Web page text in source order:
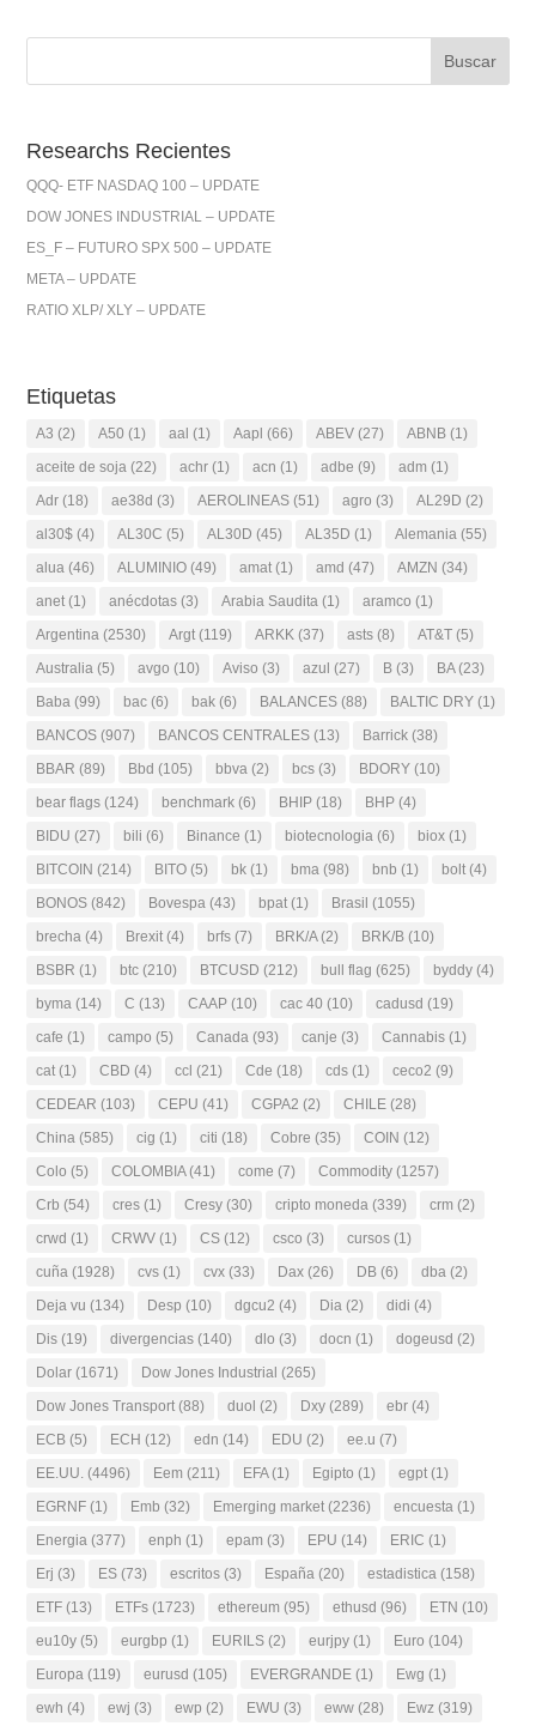
Researchs Recientes
QQQ- ETF NASDAQ 100 – UPDATE
DOW JONES INDUSTRIAL – UPDATE
ES_F – FUTURO SPX 500 – UPDATE
META – UPDATE
RATIO XLP/ XLY – UPDATE
Etiquetas
A3 (2) A50 (1) aal (1) Aapl (66) ABEV (27) ABNB (1)
aceite de soja (22) achr (1) acn (1) adbe (9) adm (1)
Adr (18) ae38d (3) AEROLINEAS (51) agro (3) AL29D (2)
al30$ (4) AL30C (5) AL30D (45) AL35D (1) Alemania (55)
alua (46) ALUMINIO (49) amat (1) amd (47) AMZN (34)
anet (1) anécdotas (3) Arabia Saudita (1) aramco (1)
Argentina (2530) Argt (119) ARKK (37) asts (8) AT&T (5)
Australia (5) avgo (10) Aviso (3) azul (27) B (3) BA(23)
Baba (99) bac (6) bak (6) BALANCES (88) BALTIC DRY (1)
BANCOS (907) BANCOS CENTRALES (13) Barrick (38)
BBAR (89) Bbd (105) bbva (2) bcs (3) BDORY (10)
bear flags (124) benchmark (6) BHIP (18) BHP (4)
BIDU (27) bili (6) Binance (1) biotecnologia (6) biox (1)
BITCOIN (214) BITO (5) bk (1) bma (98) bnb (1) bolt (4)
BONOS (842) Bovespa (43) bpat (1) Brasil (1055)
brecha (4) Brexit (4) brfs (7) BRK/A(2) BRK/B (10)
BSBR (1) btc (210) BTCUSD (212) bull flag (625) byddy (4)
byma (14) C (13) CAAP (10) cac 40 (10) cadusd (19)
cafe (1) campo (5) Canada (93) canje (3) Cannabis (1)
cat (1) CBD (4) ccl (21) Cde (18) cds (1) ceco2 (9)
CEDEAR (103) CEPU (41) CGPA2 (2) CHILE (28)
China (585) cig (1) citi (18) Cobre (35) COIN (12)
Colo (5) COLOMBIA(41) come (7) Commodity (1257)
Crb (54) cres (1) Cresy (30) cripto moneda (339) crm (2)
crwd (1) CRWV (1) CS (12) csco (3) cursos (1)
cuña (1928) cvs (1) cvx (33) Dax (26) DB (6) dba (2)
Deja vu (134) Desp (10) dgcu2 (4) Dia (2) didi (4)
Dis (19) divergencias (140) dlo (3) docn (1) dogeusd (2)
Dolar (1671) Dow Jones Industrial (265)
Dow Jones Transport (88) duol (2) Dxy (289) ebr (4)
ECB (5) ECH (12) edn (14) EDU (2) ee.u (7)
EE.UU. (4496) Eem (211) EFA(1) Egipto (1) egpt (1)
EGRNF (1) Emb (32) Emerging market (2236) encuesta (1)
Energia (377) enph (1) epam (3) EPU (14) ERIC (1)
Erj (3) ES (73) escritos (3) España (20) estadistica (158)
ETF (13) ETFs (1723) ethereum (95) ethusd (96) ETN (10)
eu10y (5) eurgbp (1) EURILS (2) eurjpy (1) Euro (104)
Europa (119) eurusd (105) EVERGRANDE (1) Ewg (1)
ewh (4) ewj (3) ewp (2) EWU (3) eww (28) Ewz (319)